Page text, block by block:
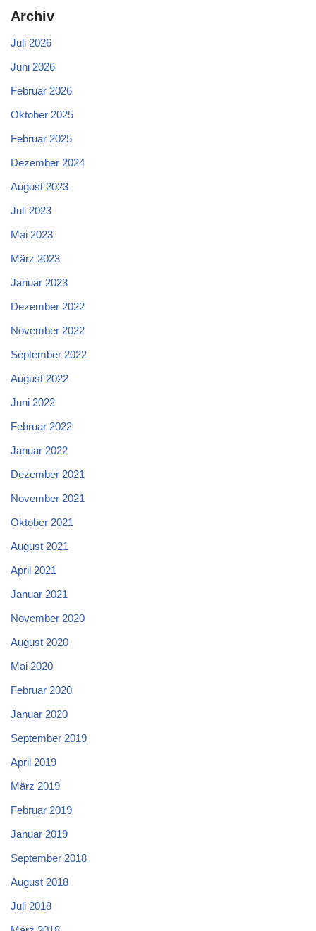
Archiv
Juli 2026
Juni 2026
Februar 2026
Oktober 2025
Februar 2025
Dezember 2024
August 2023
Juli 2023
Mai 2023
März 2023
Januar 2023
Dezember 2022
November 2022
September 2022
August 2022
Juni 2022
Februar 2022
Januar 2022
Dezember 2021
November 2021
Oktober 2021
August 2021
April 2021
Januar 2021
November 2020
August 2020
Mai 2020
Februar 2020
Januar 2020
September 2019
April 2019
März 2019
Februar 2019
Januar 2019
September 2018
August 2018
Juli 2018